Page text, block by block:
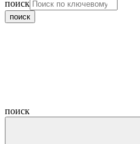
поиск
поиск